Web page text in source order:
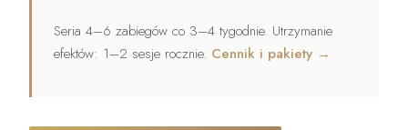
Seria 4–6 zabiegów co 3–4 tygodnie. Utrzymanie
efektów: 1–2 sesje rocznie. Cennik i pakiety →